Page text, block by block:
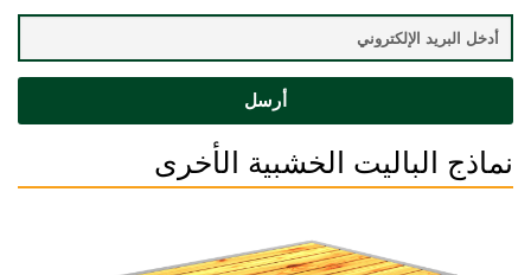
أرسل
نماذج الباليت الخشبية الأخرى